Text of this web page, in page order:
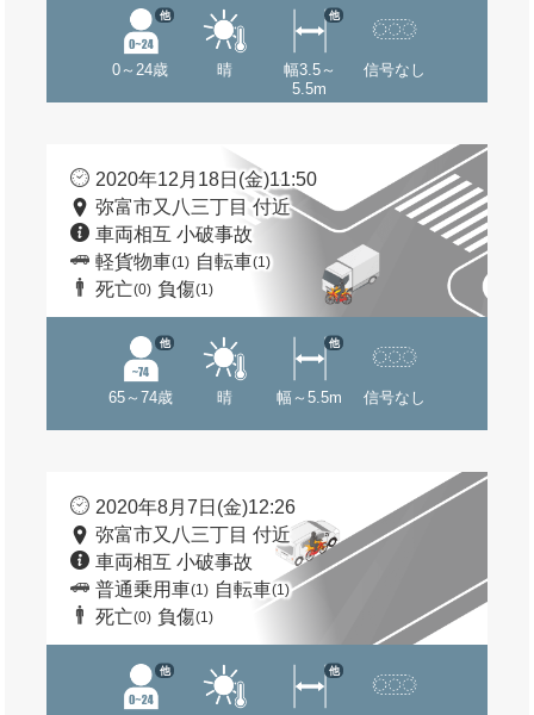
0～24歳
他
晴
幅3.5～
5.5m
他
信号なし
2020年12月18日(金)11:50
弥富市又八三丁目 付近
車両相互 小破事故
軽貨物車(1) 自転車(1)
死亡(0) 負傷(1)
65～74歳
他
晴 幅～5.5m
他
信号なし
2020年8月7日(金)12:26
弥富市又八三丁目 付近
車両相互 小破事故
普通乗用車(1) 自転車(1)
死亡(0) 負傷(1)
他 他